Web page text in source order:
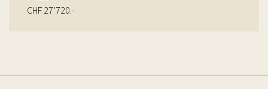
formation
CHF 27’720.-